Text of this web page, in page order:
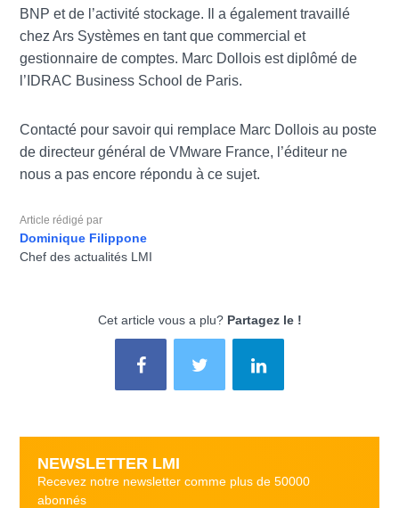
BNP et de l’activité stockage. Il a également travaillé
chez Ars Systèmes en tant que commercial et
gestionnaire de comptes. Marc Dollois est diplômé de
l’IDRAC Business School de Paris.
Contacté pour savoir qui remplace Marc Dollois au poste
de directeur général de VMware France, l’éditeur ne
nous a pas encore répondu à ce sujet.
Article rédigé par
Dominique Filippone
Chef des actualités LMI
Cet article vous a plu? Partagez le !
NEWSLETTER LMI
Recevez notre newsletter comme plus de 50000
abonnés